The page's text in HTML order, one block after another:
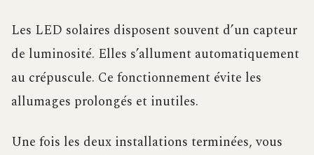
Les LED solaires disposent souvent d’un capteur
de luminosité. Elles s’allument automatiquement
au crépuscule. Ce fonctionnement évite les
allumages prolongés et inutiles.
Une fois les deux installations terminées, vous